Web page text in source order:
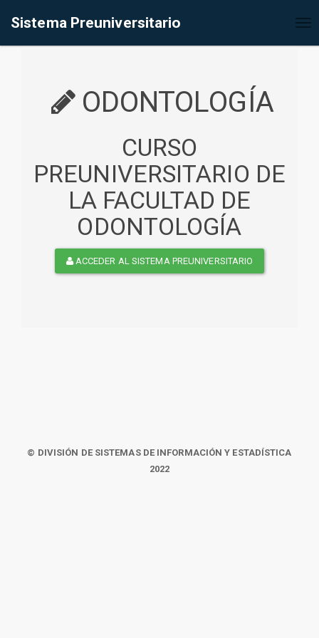
Sistema Preuniversitario
ODONTOLOGÍA
CURSO
PREUNIVERSITARIO DE
LA FACULTAD DE
ODONTOLOGÍA
ACCEDER AL SISTEMA PREUNIVERSITARIO
© DIVISIÓN DE SISTEMAS DE INFORMACIÓN Y ESTADÍSTICA
2022